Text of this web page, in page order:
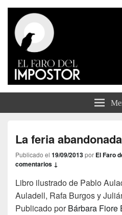
El Faro del
La feria abandonada
Publicado el 19/09/2013por El Faro
comentarios ↓
Libro ilustrado de Pablo
Auladell, Rafa Burgos y
Publicado porBárbara Fiore